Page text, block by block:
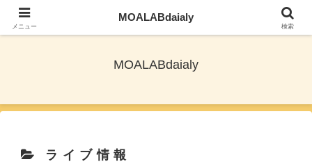
MOALABdaialy
ライブ情報
メニュー
MOALABdaialy
検索